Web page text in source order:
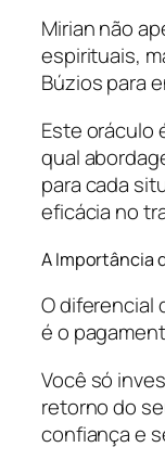
Mirian não
espirituais,
Búzios para
Este oráculo
qual
para cada
eficácia no
A Importância
O diferencial
é o
Você só
retorno do
confiança e